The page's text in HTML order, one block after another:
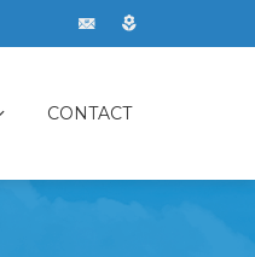
CONTACT